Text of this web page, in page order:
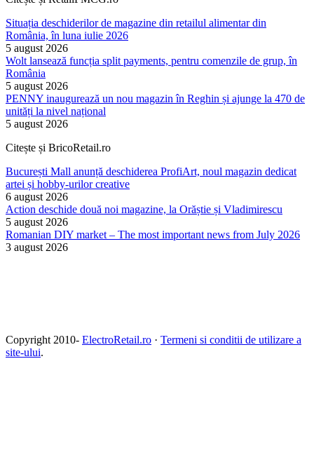
Situația deschiderilor de magazine din retailul alimentar din
România, în luna iulie 2026
5 august 2026
Wolt lansează funcția split payments, pentru comenzile de grup, în
România
5 august 2026
PENNY inaugurează un nou magazin în Reghin și ajunge la 470 de
unități la nivel național
5 august 2026
Citește și BricoRetail.ro
București Mall anunță deschiderea ProfiArt, noul magazin dedicat
artei și hobby-urilor creative
6 august 2026
Action deschide două noi magazine, la Orăștie și Vladimirescu
5 august 2026
Romanian DIY market – The most important news from July 2026
3 august 2026
Copyright 2010- ElectroRetail.ro · Termeni si conditii de utilizare a
site-ului.